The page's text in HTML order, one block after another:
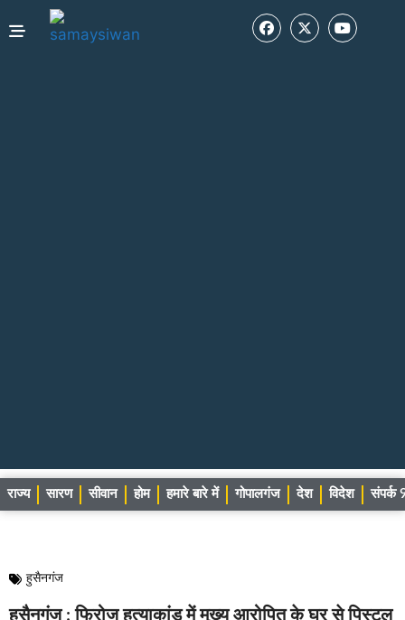
राज्य सारण सीवान होम हमारे बारे में गोपालगंज देश विदेश संपर्क
हुसैनगंज
हुसैनगंज : फिरोज हत्याकांड में मुख्य आरोपित के घर से पिस्टल